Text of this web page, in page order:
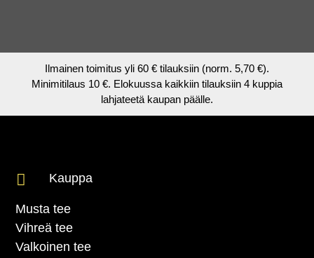
Ilmainen toimitus yli 60 € tilauksiin (norm. 5,70 €).
Minimitilaus 10 €. Elokuussa kaikkiin tilauksiin 4 kuppia
lahjateetä kaupan päälle.
 Kauppa
Musta tee
Vihreä tee
Valkoinen tee